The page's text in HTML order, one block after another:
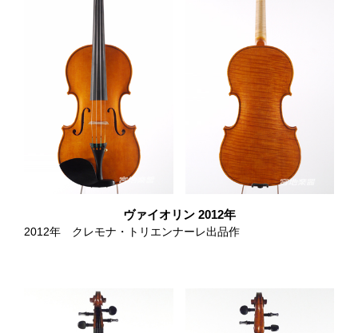
ヴァイオリン 2012年
2012年 クレモナ・トリエンナーレ出品作